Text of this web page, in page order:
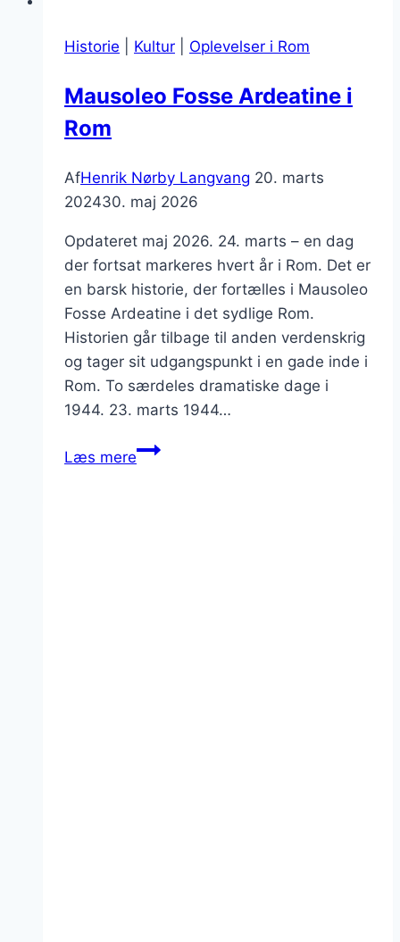
Historie Kultur Oplevelser i Rom
Mausoleo Fosse Ardeatine i
Rom
AfHenrik Nørby Langvang 20. marts
202430. maj 2026
Opdateret maj 2026. 24. marts – en dag
der fortsat markeres hvert år i Rom. Det er
en barsk historie, der fortælles i Mausoleo
Fosse Ardeatine i det sydlige Rom.
Historien går tilbage til anden verdenskrig
og tager sit udgangspunkt i en gade inde i
Rom. To særdeles dramatiske dage i
1944. 23. marts 1944…
Læs mereMausoleo